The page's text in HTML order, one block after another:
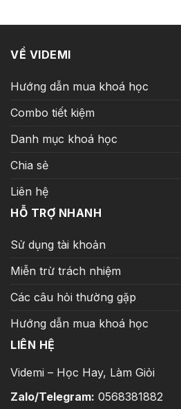
VỀ VIDEMI
Hướng dẫn mua khoá học
Combo tiết kiệm
Danh mục khoá học
Chia sẻ
Liên hệ
HỖ TRỢ NHANH
Sử dụng tài khoản
Miễn trừ trách nhiệm
Các câu hỏi thường gặp
Hướng dẫn mua khoá học
LIÊN HỆ
Videmi – Học Hay, Làm Giỏi
Zalo/Telegram: 0568381882